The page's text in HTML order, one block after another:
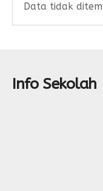
Data tidak
Info Sekolah